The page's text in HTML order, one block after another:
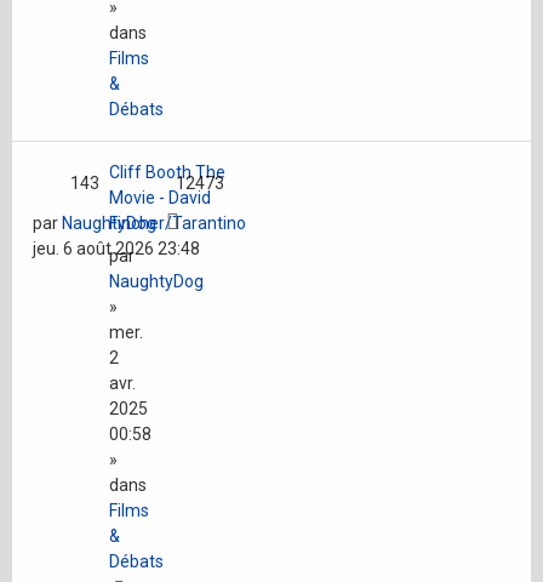
»
dans
Films
&
Débats
Cliff Booth The
Movie - David
Fincher/Tarantino
par
NaughtyDog
»
mer.
2
avr.
2025
00:58
»
dans
Films
&
Débats
143 12473
par NaughtyDog
jeu. 6 août 2026 23:48